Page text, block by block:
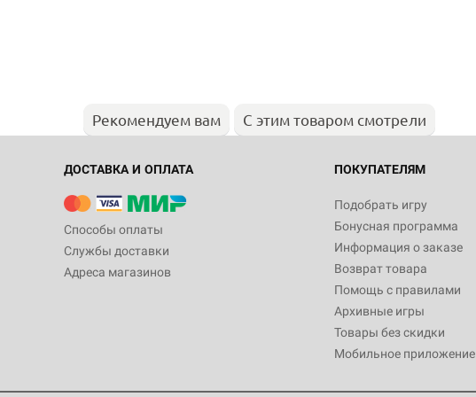
Рекомендуем вам С этим товаром смотрели
ДОСТАВКА И ОПЛАТА
Способы оплаты
Службы доставки
Адреса магазинов
ПОКУПАТЕЛЯМ
Подобрать игру
Бонусная программа
Информация о заказе
Возврат товара
Помощь с правилами
Архивные игры
Товары без скидки
Мобильное приложение